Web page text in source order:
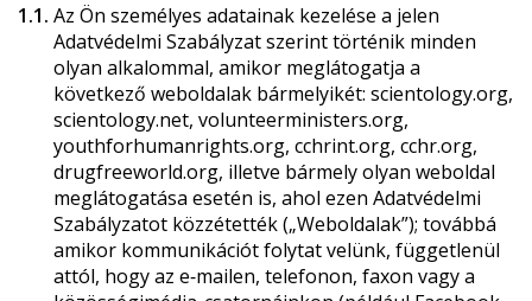
1.1. Az Ön személyes adatainak kezelése a jelen
Adatvédelmi Szabályzat szerint történik minden
olyan alkalommal, amikor meglátogatja a
következő weboldalak bármelyikét: scientology.org,
scientology.net, volunteerministers.org,
youthforhumanrights.org, cchrint.org, cchr.org,
drugfreeworld.org, illetve bármely olyan weboldal
meglátogatása esetén is, ahol ezen Adatvédelmi
Szabályzatot közzétették („Weboldalak”); továbbá
amikor kommunikációt folytat velünk, függetlenül
attól, hogy az e‑mailen, telefonon, faxon vagy a